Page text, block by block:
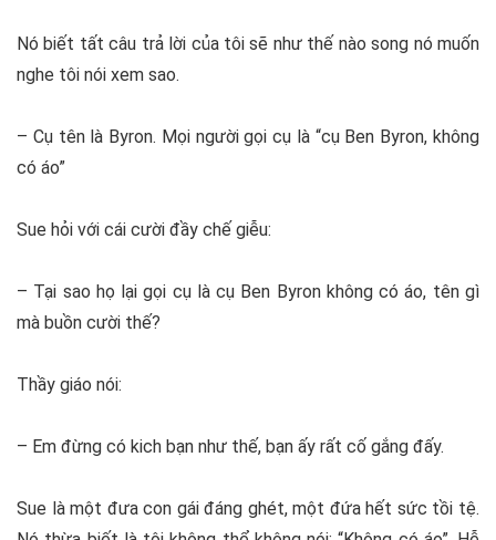
Nó biết tất câu trả lời của tôi sẽ như thế nào song nó muốn
nghe tôi nói xem sao.
– Cụ tên là Byron. Mọi người gọi cụ là “cụ Ben Byron, không
có áo”
Sue hỏi với cái cười đầy chế giễu:
– Tại sao họ lại gọi cụ là cụ Ben Byron không có áo, tên gì
mà buồn cười thế?
Thầy giáo nói:
– Em đừng có kich bạn như thế, bạn ấy rất cố gắng đấy.
Sue là một đưa con gái đáng ghét, một đứa hết sức tồi tệ.